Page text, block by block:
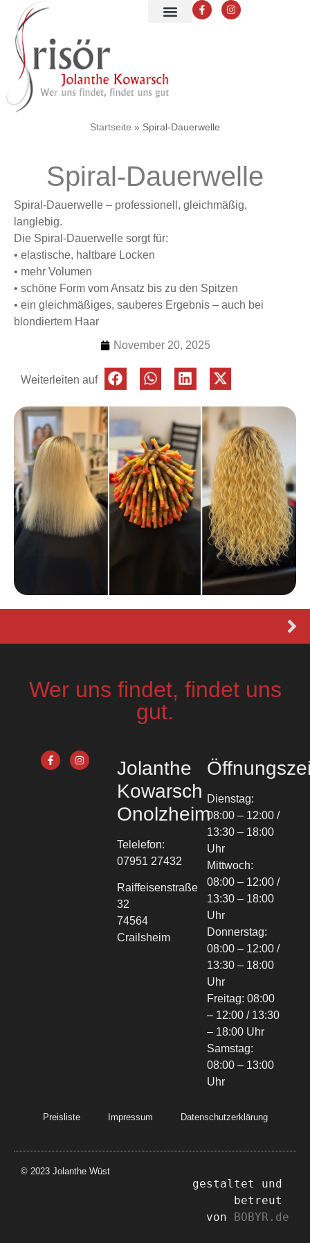
Startseite » Spiral-Dauerwelle
Spiral-Dauerwelle
Spiral-Dauerwelle – professionell, gleichmäßig,
langlebig.
Die Spiral-Dauerwelle sorgt für:
• elastische, haltbare Locken
• mehr Volumen
• schöne Form vom Ansatz bis zu den Spitzen
• ein gleichmäßiges, sauberes Ergebnis – auch bei
blondiertem Haar
November 20, 2025
Weiterleiten auf
Wer uns findet, findet uns
gut.
Jolanthe
Kowarsch
Onolzheim
Telelefon:
07951 27432
Raiffeisenstraße
32
74564
Crailsheim
Dienstag:
08:00 – 12:00 /
13:30 – 18:00
Uhr
Mittwoch:
08:00 – 12:00 /
13:30 – 18:00
Uhr
Donnerstag:
08:00 – 12:00 /
13:30 – 18:00
Uhr
Freitag: 08:00
– 12:00 / 13:30
– 18:00 Uhr
Samstag:
08:00 – 13:00
Uhr
Preisliste Impressum Datenschutzerklärung
© 2023 Jolanthe Wüst
gestaltet und
betreut
von BOBYR.de